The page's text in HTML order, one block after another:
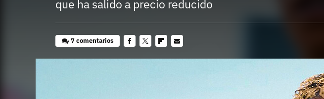
que ha salido a precio reducido
7 comentarios